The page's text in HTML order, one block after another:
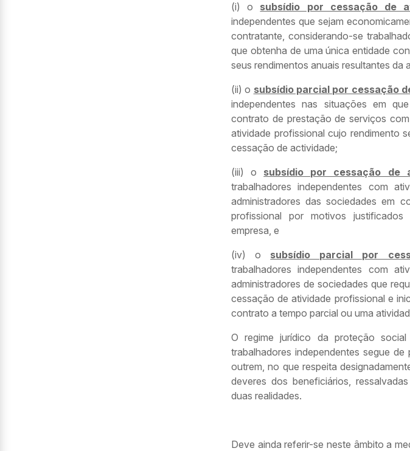
(i) o subsídio por cessação de
independentes que sejam
contratante, considerando-se
que obtenha de uma única entidade
seus rendimentos anuais resultantes da
(ii) o subsídio parcial por cessação
independentes nas situações em
contrato de prestação de serviços
atividade profissional cujo rendimento
cessação de actividade;
(iii) o subsídio por cessação de
trabalhadores independentes com
administradores das sociedades em
profissional por motivos
empresa, e
(iv) o subsídio parcial por
trabalhadores independentes com
administradores de sociedades que
cessação de atividade profissional e
contrato a tempo parcial ou uma
O regime jurídico da proteção
trabalhadores independentes segue
outrem, no que respeita
deveres dos beneficiários,
duas realidades.
Deve ainda referir-se neste âmbito a